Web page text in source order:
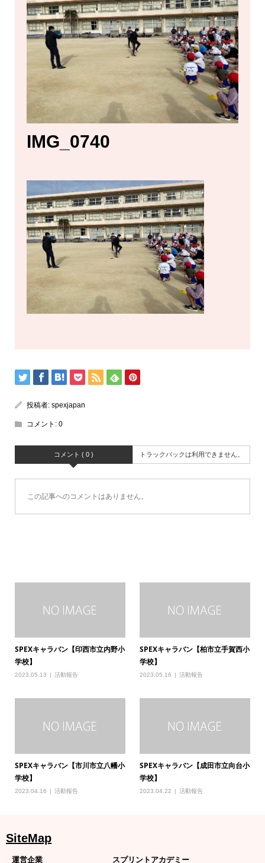
IMG_0740
投稿者: spexjapan
コメント: 0
コメント ( 0 ) トラックバックは利用できません。
この記事へのコメントはありません。
SPEXキャラバン【印西市立内野小
学校】
2023.05.13 活動報告
SPEXキャラバン【柏市立手賀西小
学校】
2023.05.16 活動報告
SPEXキャラバン【市川市立八幡小
学校】
2023.04.16 活動報告
SPEXキャラバン【成田市立向台小
学校】
2023.04.22 活動報告
SiteMap
運営企業 スプリントアカデミー